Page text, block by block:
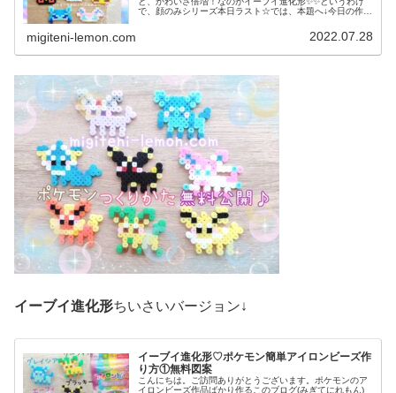
で、顔のみシリーズ本日ラスト☆では、本題へ↓今日の作品
migiteni-lemon.com 2022.07.28
イーブイ進化形ちいさいバージョン↓
イーブイ進化形♡ポケモン簡単アイロンビーズ作
り方①無料図案
こんにちは。ご訪問ありがとうございます。ポケモンのア
イロンビーズ作品ばかり作るこのブログ(みぎてにれもん)